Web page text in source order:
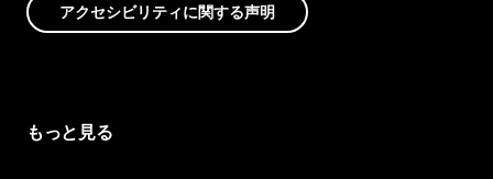
アクセシビリティに関する声明
もっと見る